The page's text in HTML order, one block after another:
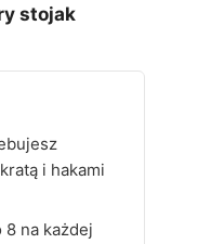
stojak
i hakami
na każdej